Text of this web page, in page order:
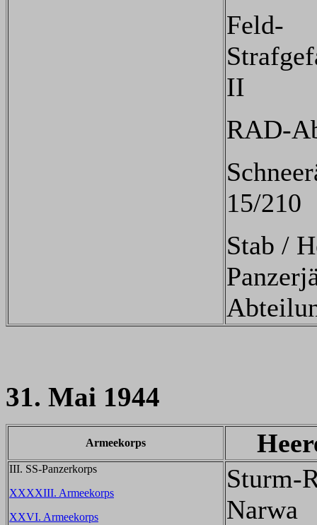
Feld-
II
RAD-
15/210
Stab /
31. Mai 1944
Armeekorps
III. SS-Panzerkorps
XXXXIII. Armeekorps
XXVI. Armeekorps
Sturm-
Narwa